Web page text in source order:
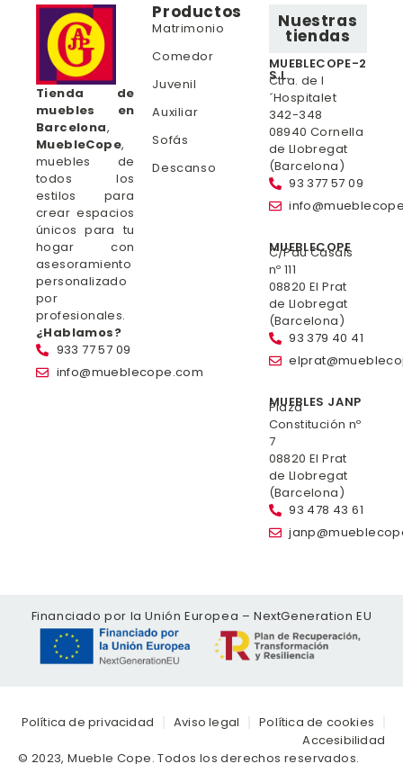
Tienda de
muebles en
Barcelona,
MuebleCope,
muebles de
todos los
estilos para
crear espacios
únicos para tu
hogar con
asesoramiento
personalizado
por
profesionales.
¿Hablamos?
933 77 57 09
info@mueblecope.com
Productos
Matrimonio
Comedor
Juvenil
Auxiliar
Sofás
Descanso
Nuestras
tiendas
MUEBLECOPE-2
S.L.
Ctra. de l
´Hospitalet
342-348
08940 Cornella
de Llobregat
(Barcelona)
93 377 57 09
MUEBLECOPE
C/Pau Casals
nº 111
08820 El Prat
de Llobregat
(Barcelona)
93 379 40 41
MUEBLES JANP
Plaza
Constitución nº
7
08820 El Prat
de Llobregat
(Barcelona)
93 478 43 61
Financiado por la Unión Europea – NextGeneration EU
© 2023, Mueble Cope. Todos los derechos reservados.
Política de privacidad Aviso legal
Política de cookies
Accesibilidad